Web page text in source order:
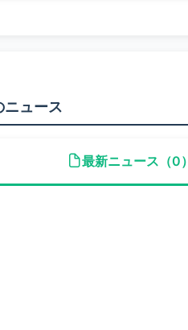
ニュース
最新ニュース（0）